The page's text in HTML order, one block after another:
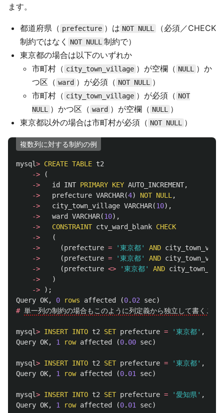
ます。
都道府県（ prefecture ）は NOT NULL
（必須／CHECK
制約ではなく
NOT NULL 制約で）
東京都の場合は以下のいずれか
市町村（ city_town_village ）が空欄（ NULL
）か
つ区（ ward ）が必須（ NOT NULL
）
市町村（ city_town_village ）が必須（ NOT
NULL
）かつ区（ ward ）が空欄（ NULL
）
東京都以外の場合は市町村が必須（ NOT NULL ）
複数列に対する制約の例
mysql> CREATE TABLE t2
->
(
->
id INT PRIMARY KEY AUTO_INCREMENT,
->
prefecture VARCHAR(4) NOT NULL ,
->
city_town_village VARCHAR(10),
->
ward VARCHAR(10),
->
CONSTRAINT ctv_ward_blank CHECK
->
(
->
(prefecture = '東京都' AND
->
(prefecture = '東京都' AND
->
(prefecture <> '東京都' AND
->
)
->
);
Query OK, 0 rows affected (0. 02 sec)
# 単一列の制約の場合もこのように列定義から独立して書くこと
mysql> INSERT INTO t2 SET prefecture = '東京都' ,
Query OK, 1 row affected (0. 00 sec)
mysql> INSERT INTO t2 SET prefecture = '東京都' ,
Query OK, 1 row affected (0. 01 sec)
mysql> INSERT INTO t2 SET prefecture = '愛知県' ,
Query OK, 1 row affected (0. 01 sec)